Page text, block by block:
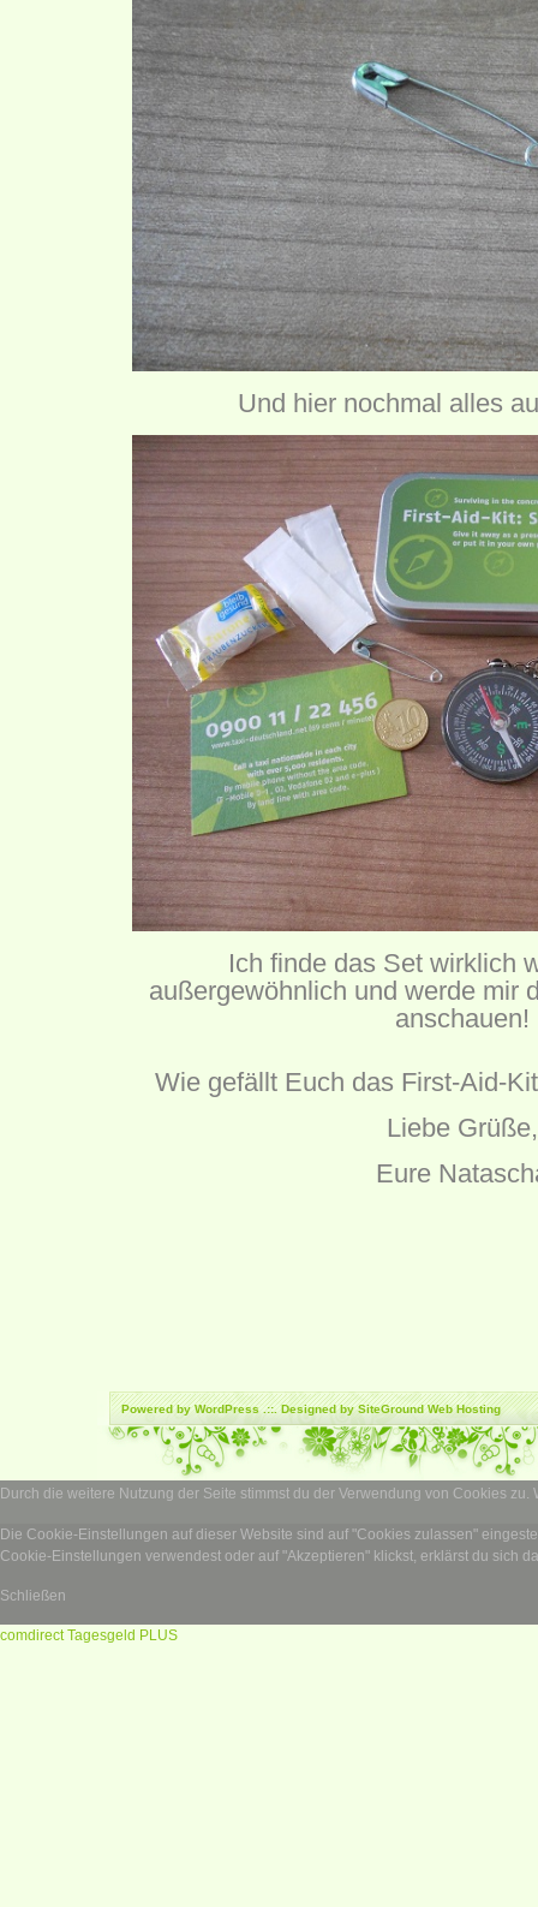
Und hier nochmal alles
Ich finde das Set wirklich
außergewöhnlich und werde mir
anschauen!
Wie gefällt Euch das First-Aid-
Liebe Grüße,
Eure
Powered byWordPress.::. Designed by SiteGroundWeb Hosting
Durch die weitere Nutzung der Seite stimmst du der Verwendung von Cookies zu.
Die Cookie-Einstellungen auf dieser Website sind auf "Cookies zulassen"
Cookie-Einstellungen verwendest oder auf "Akzeptieren" klickst, erklärst du sich
Schließen
comdirect Tagesgeld PLUS